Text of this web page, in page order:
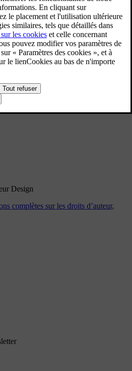
Vidéo Extérieur
Design
complètes sur les droits d’auteur,